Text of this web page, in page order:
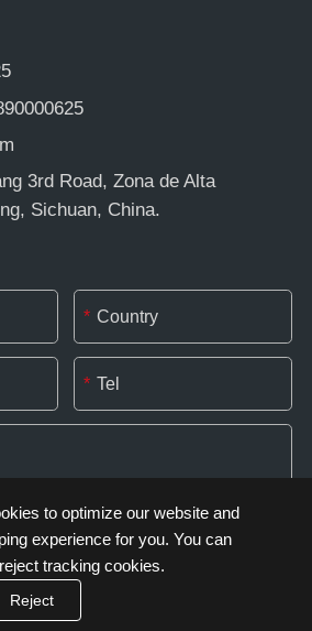
USD
3rd Road, Zona de Alta
Sichuan, China.
*
*
to optimize our website and
experience for you. You can
tracking cookies.
Reject